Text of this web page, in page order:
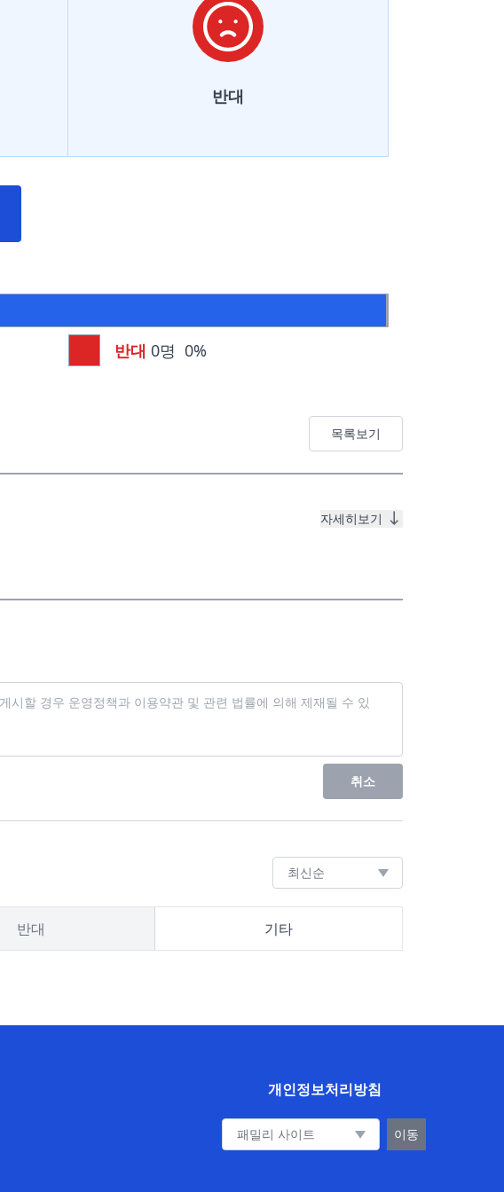
반대
반대 0명 0%
목록보기
자세히보기
취소
반대 기타
개인정보처리방침
패밀리 사이트 이동 이동